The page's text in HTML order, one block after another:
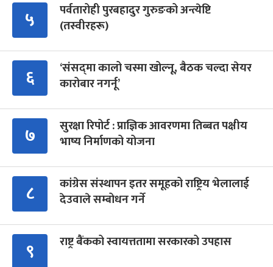
५
पर्वतारोही पुरबहादुर गुरुङको अन्त्येष्टि
(तस्वीरहरू)
६
‘संसद्‍मा कालो चस्मा खोल्नू, बैठक चल्दा सेयर
कारोबार नगर्नू’
७
सुरक्षा रिपोर्ट : प्राज्ञिक आवरणमा तिब्बत पक्षीय
भाष्य निर्माणको योजना
८
कांग्रेस संस्थापन इतर समूहको राष्ट्रिय भेलालाई
देउवाले सम्बोधन गर्ने
९ राष्ट्र बैंकको स्वायत्ततामा सरकारको उपहास